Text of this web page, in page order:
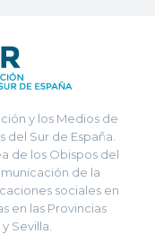
y los Medios de
del Sur de España.
de los Obispos del
de la
sociales en
en las Provincias
Sevilla.